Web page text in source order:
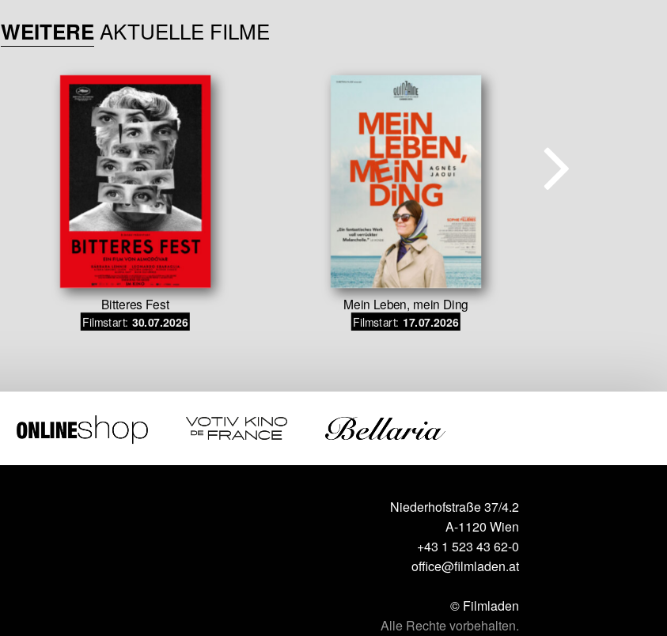
WEITERE AKTUELLE FILME
Bitteres Fest
Filmstart: 30.07.2026
Mein Leben, mein Ding
Filmstart: 17.07.2026
Niederhofstraße 37/4.2
A-1120 Wien
+43 1 523 43 62-0
office@filmladen.at
© Filmladen
Alle Rechte vorbehalten.